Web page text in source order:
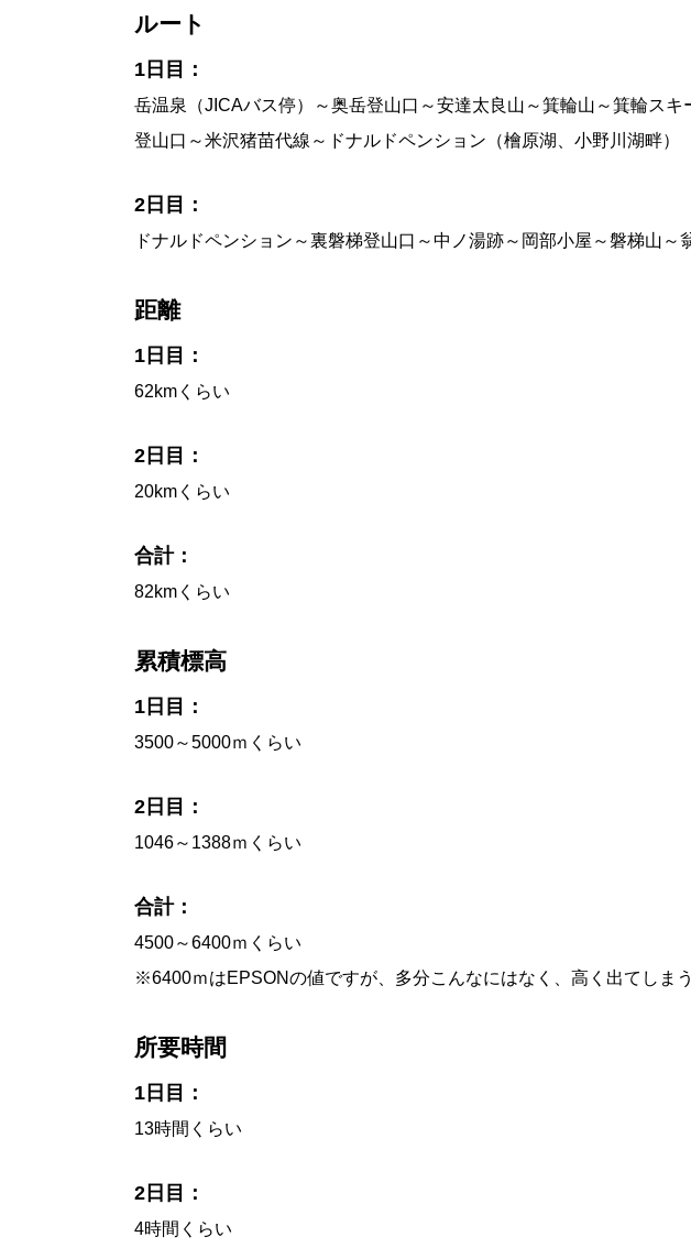
ルート
1日目：
岳温泉（JICAバス停）～奥岳登山口～安達太良山～箕輪山～箕輪ス
登山口～米沢猪苗代線～ドナルドペンション（檜原湖、小野川湖畔）
2日目：
ドナルドペンション～裏磐梯登山口～中ノ湯跡～岡部小屋～磐梯山～
距離
1日目：
62kmくらい
2日目：
20kmくらい
合計：
82kmくらい
累積標高
1日目：
3500～5000ｍくらい
2日目：
1046～1388ｍくらい
合計：
4500～6400ｍくらい
※6400ｍはEPSONの値ですが、多分こんなにはなく、高く出てしま
所要時間
1日目：
13時間くらい
2日目：
4時間くらい